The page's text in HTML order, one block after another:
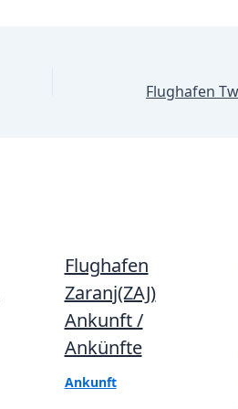
Flughafen
Zaranj(ZAJ)
Ankunft /
Ankünfte
Ankunft